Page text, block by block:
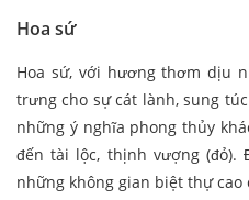
Hoa sứ
Hoa sứ, với hương thơm dịu
trưng cho sự cát lành, sung
những ý nghĩa phong thủy
đến tài lộc, thịnh vượng (đỏ).
những không gian biệt thự cao